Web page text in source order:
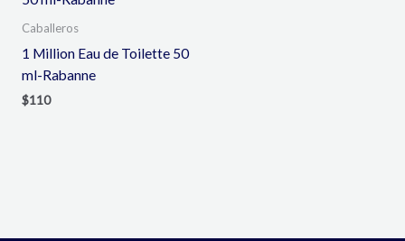
Caballeros
1 Million Eau de Toilette 50
ml-Rabanne
$110